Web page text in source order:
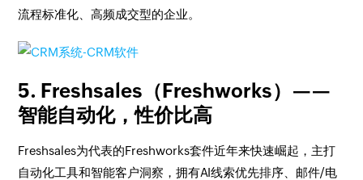
流程标准化、高频成交型的企业。
5. Freshsales（Freshworks）——
智能自动化，性价比高
Freshsales为代表的Freshworks套件近年来快速崛起，主打
自动化工具和智能客户洞察，拥有AI线索优先排序、邮件/电